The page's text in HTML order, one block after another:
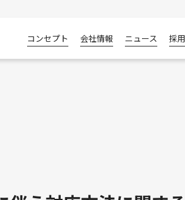
コンセプト 会社情報 ニュース 採